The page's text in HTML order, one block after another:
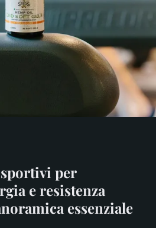
energia e
ogni atleta
per
e resistenza
essenziale